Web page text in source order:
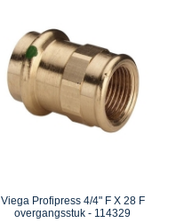
Viega Profipress 4/4" F X 28 F
overgangsstuk - 114329